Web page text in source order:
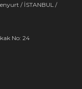
/ İSTANBUL /
No: 24